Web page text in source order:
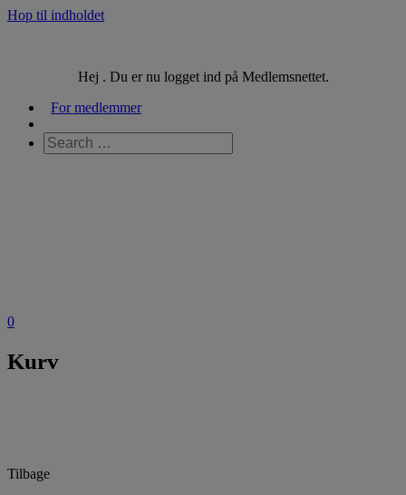
Hop til indholdet
Hej . Du er nu logget ind på Medlemsnettet.
For medlemmer
0
Kurv
Tilbage